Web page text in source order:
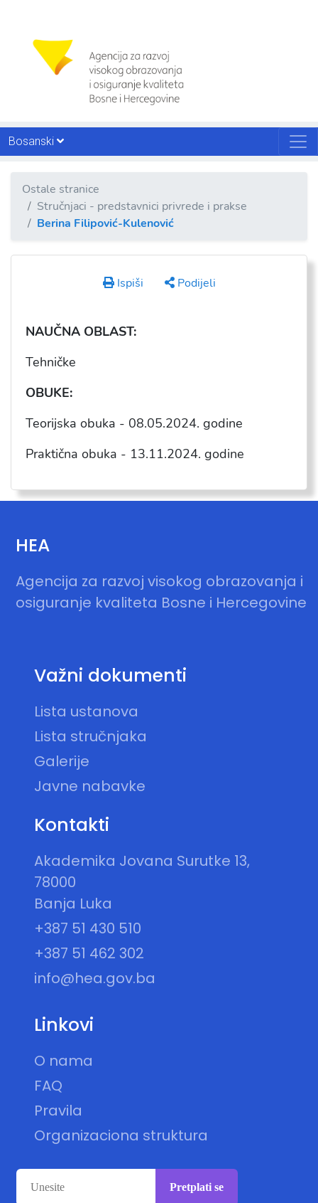
Bosanski
Ostale stranice
Stručnjaci - predstavnici privrede i prakse
Berina Filipović-Kulenović
Ispiši Podijeli
NAUČNA OBLAST:
Tehničke
OBUKE:
Teorijska obuka - 08.05.2024. godine
Praktična obuka - 13.11.2024. godine
HEA
Agencija za razvoj visokog obrazovanja i
osiguranje kvaliteta Bosne i Hercegovine
Važni dokumenti
Lista ustanova
Lista stručnjaka
Galerije
Javne nabavke
Kontakti
Akademika Jovana Surutke 13,
78000
Banja Luka
+387 51 430 510
+387 51 462 302
info@hea.gov.ba
Linkovi
O nama
FAQ
Pravila
Organizaciona struktura
Pretplati se